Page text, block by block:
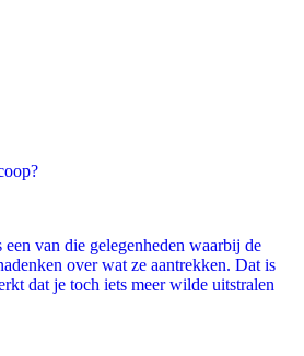
van die gelegenheden waarbij de
over wat ze aantrekken. Dat is
dat je toch iets meer wilde uitstralen